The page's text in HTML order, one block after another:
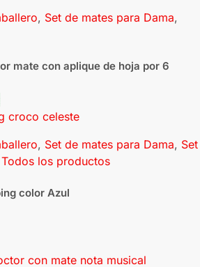
, Set de mates para Dama,
mate con aplique de hoja por 6
, Set de mates para Dama, Set
Todos los productos
color Azul